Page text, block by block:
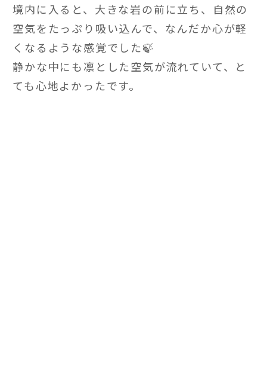
境内に入ると、大きな岩の前に立ち、自然の
空気をたっぷり吸い込んで、なんだか心が軽
くなるような感覚でした🍃
静かな中にも凛とした空気が流れていて、と
ても心地よかったです。